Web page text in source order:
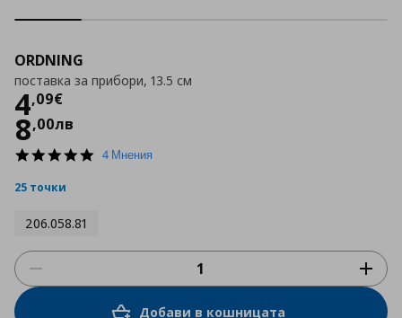
ORDNING
поставка за прибори, 13.5 см
4,09€
Цена
8,00лв
5.0
4 Мнения
25 точки
206.058.81
Добави в кошницата